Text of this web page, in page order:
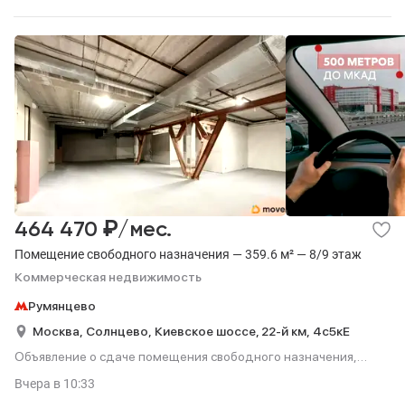
Помещение свободного назначения — 359.6 м² — 8/9 этаж
Коммерческая недвижимость
464 470 ₽/мес.
Румянцево
Москва, Солнцево, Киевское шоссе, 22-й км, 4с5кЕ
Объявление о сдаче помещения свободного назначения,
Вчера в 10:33